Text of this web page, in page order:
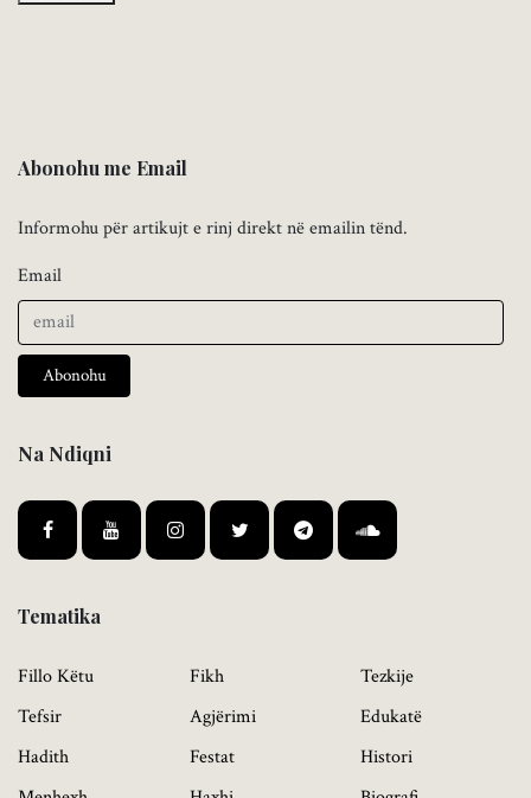
Abonohu me Email
Informohu për artikujt e rinj direkt në emailin tënd.
Email
Abonohu
Na Ndiqni
Tematika
Fillo Këtu
Tefsir
Hadith
Fikh
Agjërimi
Festat
Tezkije
Edukatë
Histori